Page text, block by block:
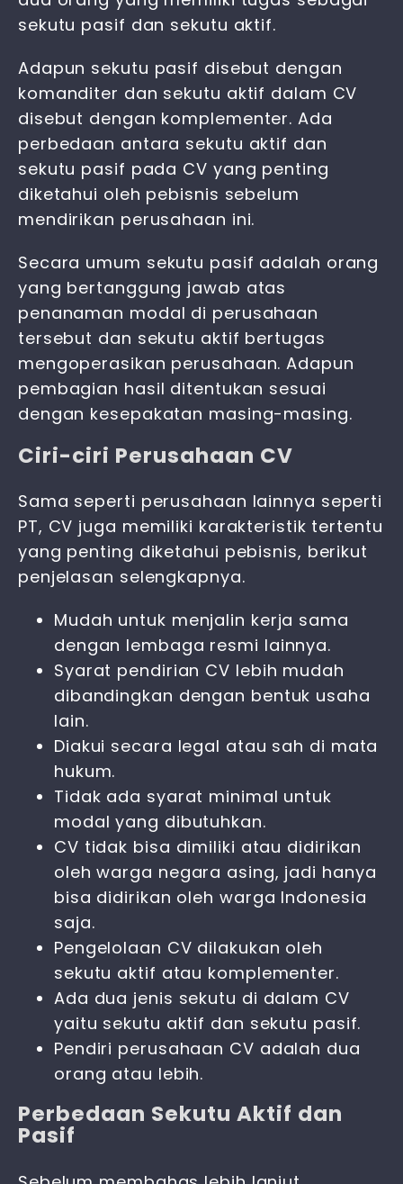
sekutu pasif dan sekutu aktif.
Adapun sekutu pasif disebut dengan
komanditer dan sekutu aktif dalam CV
disebut dengan komplementer. Ada
perbedaan antara sekutu aktif dan
sekutu pasif pada CV yang penting
diketahui oleh pebisnis sebelum
mendirikan perusahaan ini.
Secara umum sekutu pasif adalah orang
yang bertanggung jawab atas
penanaman modal di perusahaan
tersebut dan sekutu aktif bertugas
mengoperasikan perusahaan. Adapun
pembagian hasil ditentukan sesuai
dengan kesepakatan masing-masing.
Ciri-ciri Perusahaan CV
Sama seperti perusahaan lainnya seperti
PT, CV juga memiliki karakteristik tertentu
yang penting diketahui pebisnis, berikut
penjelasan selengkapnya.
Mudah untuk menjalin kerja sama
dengan lembaga resmi lainnya.
Syarat pendirian CV lebih mudah
dibandingkan dengan bentuk usaha
lain.
Diakui secara legal atau sah di mata
hukum.
Tidak ada syarat minimal untuk
modal yang dibutuhkan.
CV tidak bisa dimiliki atau didirikan
oleh warga negara asing, jadi hanya
bisa didirikan oleh warga Indonesia
saja.
Pengelolaan CV dilakukan oleh
sekutu aktif atau komplementer.
Ada dua jenis sekutu di dalam CV
yaitu sekutu aktif dan sekutu pasif.
Pendiri perusahaan CV adalah dua
orang atau lebih.
Perbedaan Sekutu Aktif dan
Pasif